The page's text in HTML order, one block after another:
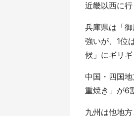
近畿以西に行
兵庫県は「
強いが、1位
候」にギリギ
中国・四国
重焼き」が6
九州は他地